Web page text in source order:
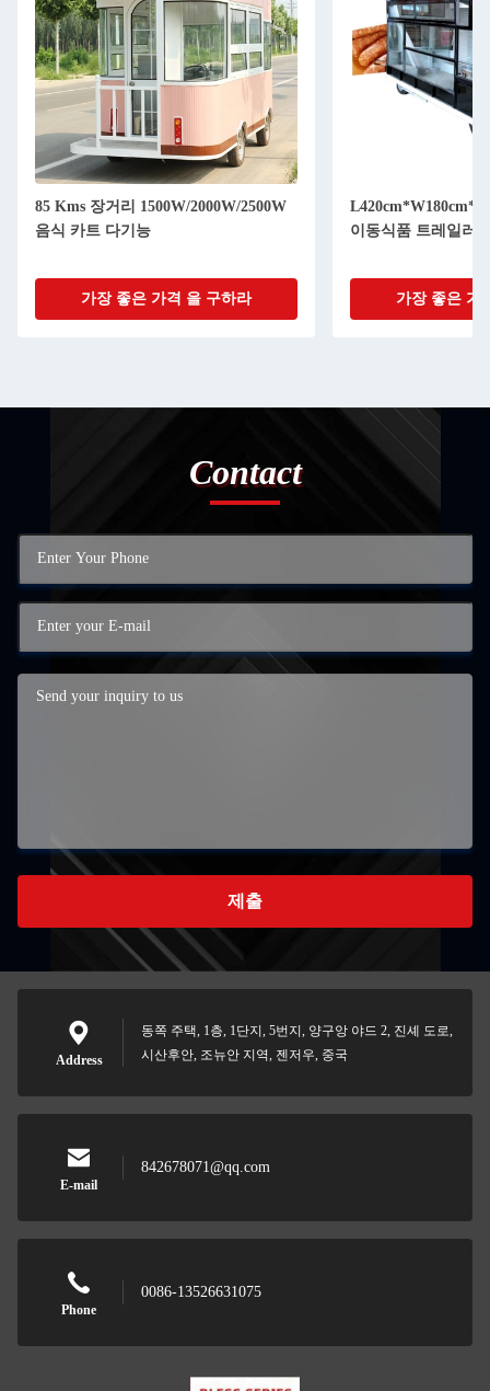
85 Kms 장거리 1500W/2000W/2500W
음식 카트 다기능
가장 좋은 가격 을 구하라
이동식품 트레일러
가장 좋은 가
Contact
제출
Address
동쪽 주택, 1층, 1단지, 5번지, 양구앙 야드 2, 진셰 도로,
시산후안, 조뉴안 지역, 젠저우, 중국
E-mail
842678071@qq.com
Phone
0086-13526631075